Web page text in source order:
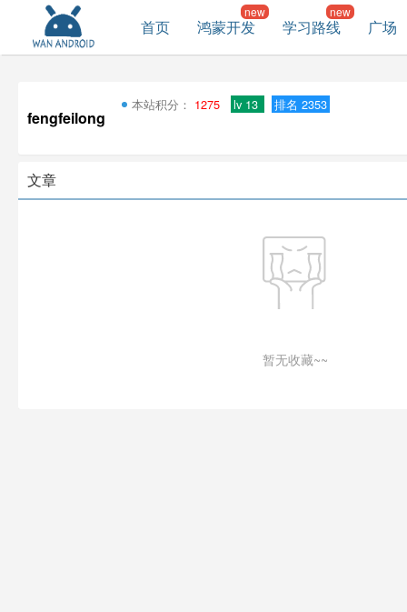
首页 鸿蒙开发 学习路线 广场
fengfeilong
本站积分： 1275 lv 13 排名 2353
文章
暂无收藏~~